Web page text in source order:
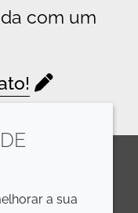
com um
a sua